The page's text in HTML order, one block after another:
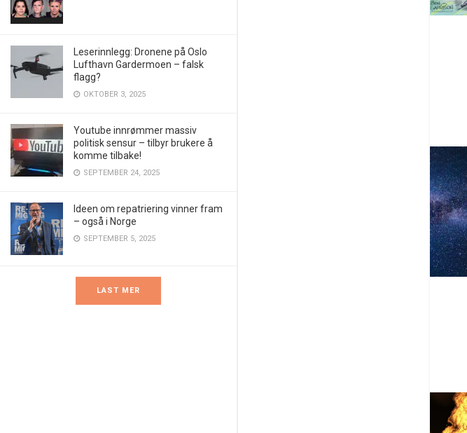
Leserinnlegg: Dronene på Oslo
Lufthavn Gardermoen – falsk
flagg?
OKTOBER 3, 2025
Youtube innrømmer massiv
politisk sensur – tilbyr brukere å
komme tilbake!
SEPTEMBER 24, 2025
Ideen om repatriering vinner fram
– også i Norge
SEPTEMBER 5, 2025
LAST MER